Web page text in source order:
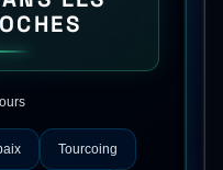
Tourcoing